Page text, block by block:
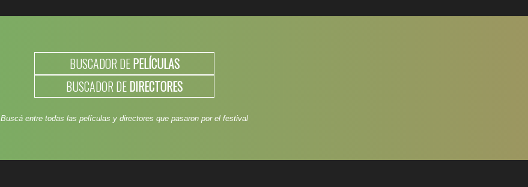
BUSCADOR DEPELÍCULAS
BUSCADOR DEDIRECTORES
Buscá entre todas las películas y directores que pasaron por el festival